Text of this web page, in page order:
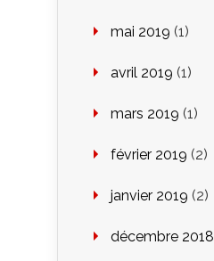
mai 2019 (1)
avril 2019 (1)
mars 2019 (1)
février 2019 (2)
janvier 2019 (2)
décembre 2018